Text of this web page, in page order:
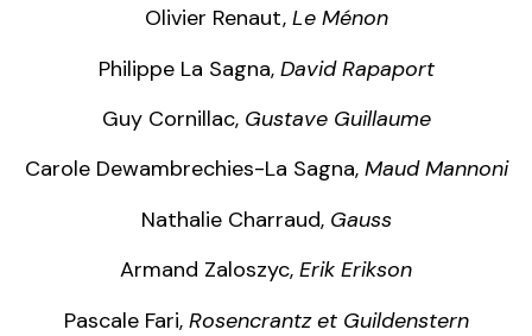
Olivier Renaut, Le Ménon
Philippe La Sagna, David Rapaport
Guy Cornillac, Gustave Guillaume
Carole Dewambrechies-La Sagna, Maud Mannoni
Nathalie Charraud, Gauss
Armand Zaloszyc, Erik Erikson
Pascale Fari, Rosencrantz et Guildenstern